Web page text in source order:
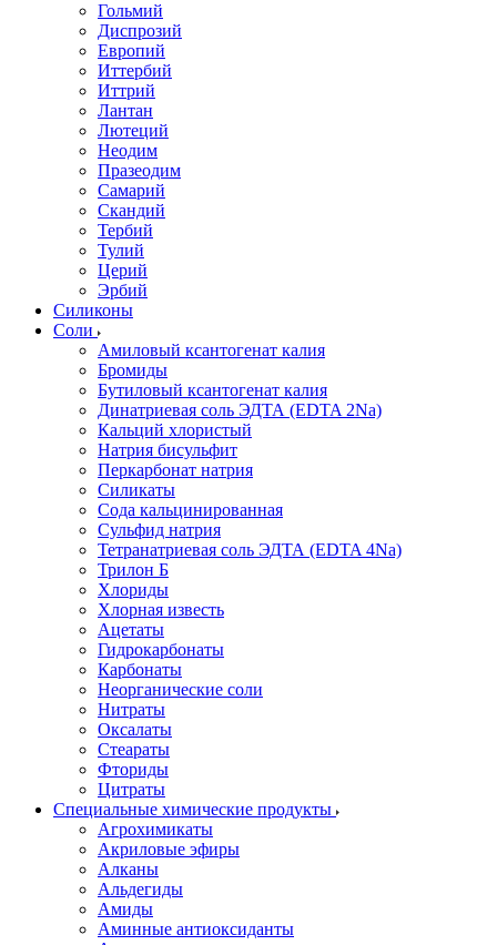
Гольмий
Диспрозий
Европий
Иттербий
Иттрий
Лантан
Лютеций
Неодим
Празеодим
Самарий
Скандий
Тербий
Тулий
Церий
Эрбий
Силиконы
Соли
Амиловый ксантогенат калия
Бромиды
Бутиловый ксантогенат калия
Динатриевая соль ЭДТА (EDTA 2Na)
Кальций хлористый
Натрия бисульфит
Перкарбонат натрия
Силикаты
Сода кальцинированная
Сульфид натрия
Тетранатриевая соль ЭДТА (EDTA 4Na)
Трилон Б
Хлориды
Хлорная известь
Ацетаты
Гидрокарбонаты
Карбонаты
Неорганические соли
Нитраты
Оксалаты
Стеараты
Фториды
Цитраты
Специальные химические продукты
Агрохимикаты
Акриловые эфиры
Алканы
Альдегиды
Амиды
Аминные антиоксиданты